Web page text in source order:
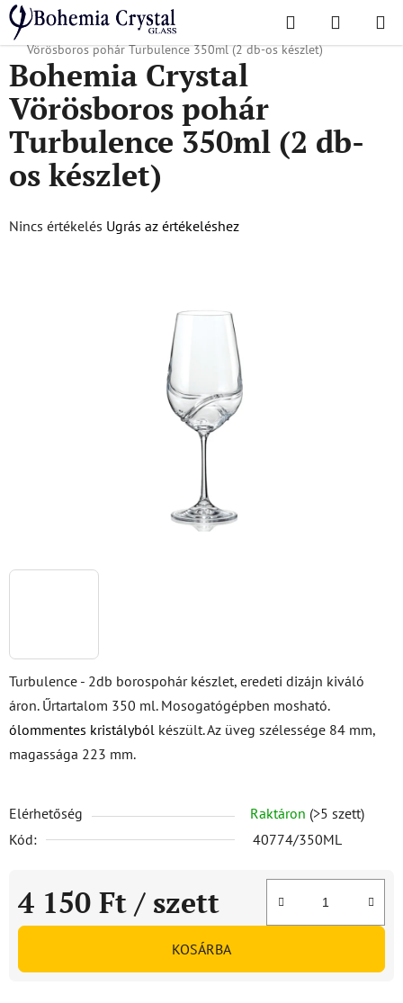
Ugrás
fő
tartalomhoz
Keresés KOSÁR
Kezdőlap
/ Népszerű kollekciók / Turbulencia
Bohemia Crystal
Vörösboros pohár Turbulence 350ml (2 db-os készlet)
Turbulence - 2db borospohár készlet, eredeti dizájn kiváló
áron. Űrtartalom 350 ml. Mosogatógépben mosható.
ólommentes kristályból készült. Az üveg szélessége 84 mm,
magassága 223 mm.
Elérhetőség Raktáron (>5 szett)
Kód:
40774/350ML
4 150 Ft / szett
Egységár:
KOSÁRBA
Bohemia Crystal
Vörösboros pohár
Turbulence 350ml (2 db-
os készlet)
A
Nincs értékelés Ugrás az értékeléshez